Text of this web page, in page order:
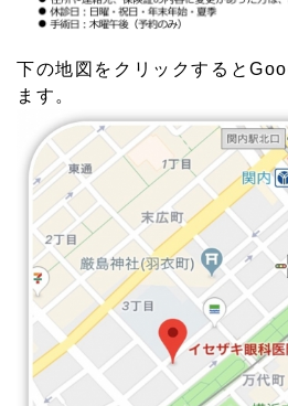
下の地図をクリックすると
ます。